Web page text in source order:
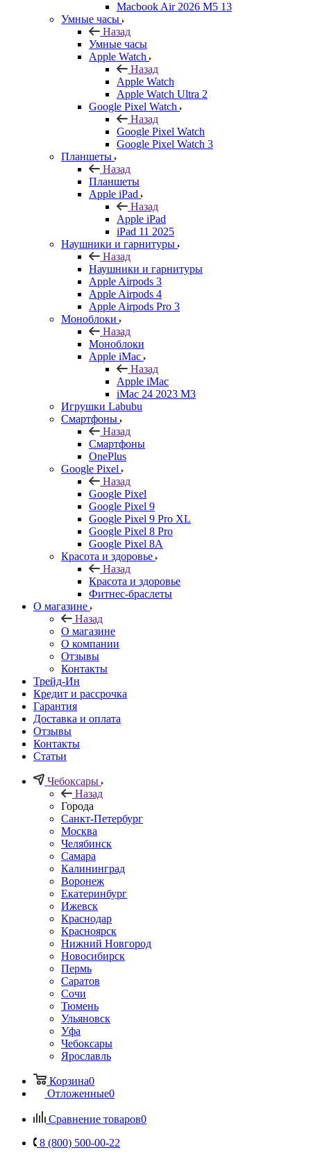
Macbook Air 2026 M5 13
Умные часы
Назад
Умные часы
Apple Watch
Назад
Apple Watch
Apple Watch Ultra 2
Google Pixel Watch
Назад
Google Pixel Watch
Google Pixel Watch 3
Планшеты
Назад
Планшеты
Apple iPad
Назад
Apple iPad
iPad 11 2025
Наушники и гарнитуры
Назад
Наушники и гарнитуры
Apple Airpods 3
Apple Airpods 4
Apple Airpods Pro 3
Моноблоки
Назад
Моноблоки
Apple iMac
Назад
Apple iMac
iMac 24 2023 M3
Игрушки Labubu
Смартфоны
Назад
Смартфоны
OnePlus
Google Pixel
Назад
Google Pixel
Google Pixel 9
Google Pixel 9 Pro XL
Google Pixel 8 Pro
Google Pixel 8A
Красота и здоровье
Назад
Красота и здоровье
Фитнес-браслеты
О магазине
Назад
О магазине
О компании
Отзывы
Контакты
Трейд-Ин
Кредит и рассрочка
Гарантия
Доставка и оплата
Отзывы
Контакты
Статьи
Чебоксары
Назад
Города
Санкт-Петербург
Москва
Челябинск
Самара
Калининград
Воронеж
Екатеринбург
Ижевск
Краснодар
Красноярск
Нижний Новгород
Новосибирск
Пермь
Саратов
Сочи
Тюмень
Ульяновск
Уфа
Чебоксары
Ярославль
Корзина0
Отложенные0
Сравнение товаров0
8 (800) 500-00-22